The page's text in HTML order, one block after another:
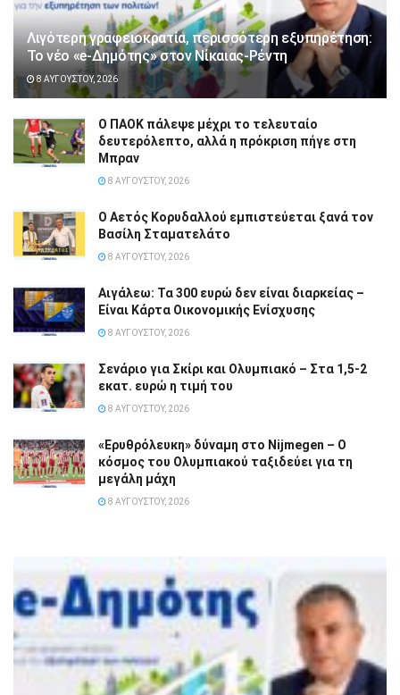
Λιγότερη γραφειοκρατία, περισσότερη εξυπηρέτηση:
Το νέο «e-Δημότης» στον Νίκαιας-Ρέντη
8 ΑΥΓΟΎΣΤΟΥ, 2026
Ο ΠΑΟΚ πάλεψε μέχρι το τελευταίο
δευτερόλεπτο, αλλά η πρόκριση πήγε στη
Μπραν
8 ΑΥΓΟΎΣΤΟΥ, 2026
Ο Αετός Κορυδαλλού εμπιστεύεται ξανά τον
Βασίλη Σταματελάτο
8 ΑΥΓΟΎΣΤΟΥ, 2026
Αιγάλεω: Τα 300 ευρώ δεν είναι διαρκείας –
Είναι Κάρτα Οικονομικής Ενίσχυσης
8 ΑΥΓΟΎΣΤΟΥ, 2026
Σενάριο για Σκίρι και Ολυμπιακό – Στα 1,5-2
εκατ. ευρώ η τιμή του
8 ΑΥΓΟΎΣΤΟΥ, 2026
«Ερυθρόλευκη» δύναμη στο Nijmegen – Ο
κόσμος του Ολυμπιακού ταξιδεύει για τη
μεγάλη μάχη
8 ΑΥΓΟΎΣΤΟΥ, 2026